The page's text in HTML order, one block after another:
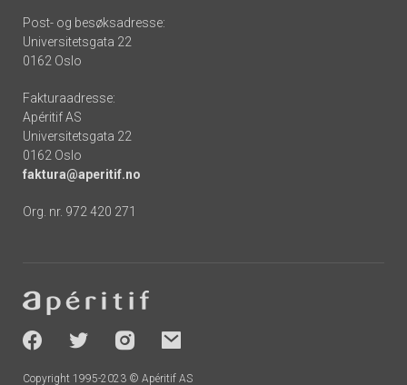
Post- og besøksadresse:
Universitetsgata 22
0162 Oslo
Fakturaadresse:
Apéritif AS
Universitetsgata 22
0162 Oslo
faktura@aperitif.no
Org. nr. 972 420 271
-
socials
Copyright 1995-2023 © Apéritif AS